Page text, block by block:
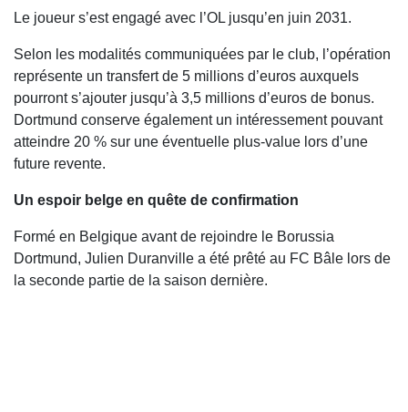
Le joueur s’est engagé avec l’OL jusqu’en juin 2031.
Selon les modalités communiquées par le club, l’opération
représente un transfert de 5 millions d’euros auxquels
pourront s’ajouter jusqu’à 3,5 millions d’euros de bonus.
Dortmund conserve également un intéressement pouvant
atteindre 20 % sur une éventuelle plus-value lors d’une
future revente.
Un espoir belge en quête de confirmation
Formé en Belgique avant de rejoindre le Borussia
Dortmund, Julien Duranville a été prêté au FC Bâle lors de
la seconde partie de la saison dernière.